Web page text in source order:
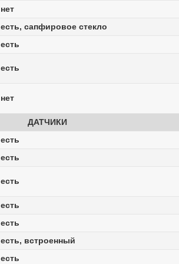
нет
есть, сапфировое стекло
есть
есть
нет
ДАТЧИКИ
есть
есть
есть
есть
есть
есть, встроенный
есть